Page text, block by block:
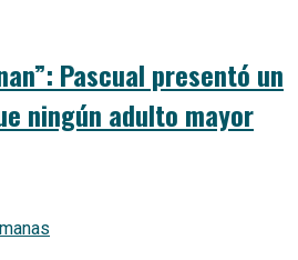
Pascual presentó un
ningún adulto mayor